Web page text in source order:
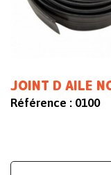
JOINT D AILE
Référence : 0100